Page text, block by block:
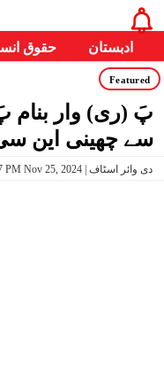
حقوق ادبستان
Featured
پَ (ری) وار بنام
سے چھینی این
01:17 PM Nov 25, 2024 | دی وائر اسٹاف